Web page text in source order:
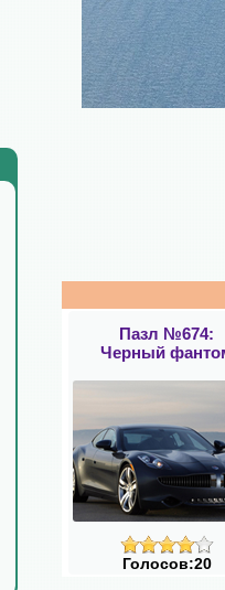
Пазл №674:
Черный
Голосов:20